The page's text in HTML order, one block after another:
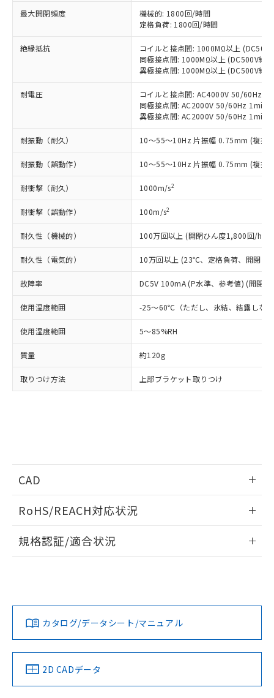
最大開閉頻度
機械的: 1800回/時間
定格負荷: 1800回/時間
絶縁抵抗
コイルと接点間: 1000MΩ以上
同極接点間: 1000MΩ以上 (DC500V絶
異極接点間: 1000MΩ以上 (DC500V絶
耐電圧
コイルと接点間: AC4000V 50/60Hz
同極接点間: AC2000V 50/60Hz 1min
異極接点間: AC2000V 50/60Hz 1min
耐振動（耐久） 10～55～10Hz 片振幅 0.75mm (複振
耐振動（誤動作） 10～55～10Hz 片振幅 0.75mm (複振
耐衝撃（耐久） 1000m/s2
耐衝撃（誤動作） 100m/s2
耐久性（機械的） 100万回以上 (開閉ひん度1,800回/h)
耐久性（電気的） 10万回以上 (23℃、定格負荷、開閉ひ
故障率 DC5V 100mA (P水準、参考値) (開閉
使用温度範囲 -25～60℃（ただし、氷結、結露しな
使用湿度範囲 5～85%RH
質量 約120g
取りつけ方法 上部ブラケット取りつけ
CAD
ドすることができます。
ログイン/会員登録
ダウンロードデータをご利用いただく前に、以下を必ずお読
みください。
ソフトウェアの使用条件
RoHS/REACH対応状況
EU RoHS 注意事項・凡例
対応済み
中国 RoHS 注意事項・凡例
規格認証/適合状況
カタログ/データシート/マニュアル
2D CADデータ
以下の条件をお読みいただき、同意のうえ
ご利用ください。
本サービスは、当社制御機器事業取扱
商品の当社在庫状況および標準価格
(税抜)を提供させていただくもので
当社制御機器事業取扱商品の中には、
本サービスの対象外となる商品もある
ことをご了承ください。
記載している更新日時点での社内デー
タに基づき作成されるものであり、閲
覧された時点での実際の在庫および標
準価格とは異なる場合があることをご
了承ください。
正式な納期状況および標準価格はお客
様のお取引先、またはお客様担当のオ
ムロン制御機器販売店・当社販売員に
ご相談ください。
オムロン制御機器販売店や当社販売拠
販売ネットワーク
」をご確認
事前の承諾なく第三者に漏洩または開
示しないようお願いします。
ビス）をご利用いただくには、I-Web
メンバーズにご登録されている必要が
お客様が当ウェブサイト上で当社にご
※当社の共同利用者とは、"個人情報
用者の範囲」に記載されている法人を
指します。
非含有に非対応の商品で、対応品を出す予
調査・確認中：EU RoHS指令（10物質）の
非含有の対応状況を調査中または確認中の
非該当品：ライセンス料など無形物で、有
害物質有無と関係のない商品です。
仕入先様の事情により、非含有部品として
いたものが、含有品と判明した場合などや
むを得ず変更することがあります。
*EU RoHS指令（10物質）：
鉛(Pb) 1000ppm以下、 水銀(Hg) 1000ppm以下、 カド
ミウム(Cd) 100ppm以下、
類(PBB) 1000ppm以下、ポリ臭化ジフェニルエーテル類
(PBDE) 1000ppm以下、フタル酸ビス(2-エチルヘキシ
ル) (DEHP)(別名：DOP) 1000ppm以下、フタル酸ブチ
ルベンジル（BBP） 1000ppm以下、フタル酸ジブチル
（DBP） 1000ppm以下、フタル酸ジイソブチル
(DIBP) 1000ppm以下
フタル酸エステル類の４物質については閾値を超える意
図的な使用がないことを確認しています。
※2 対応予定月
部品在庫の切り替え状況などにより、予定
月が前後することがあります。
EU RoHS指令（10物質）の非含有証明書
ものではありません。
また、RoHS指令のフタル酸エステル類４
物質の対応では、対応完了までの期間は出
り、2022年1月12日より割愛しておりま
す。
※1 中国RoHS○×表
「○」：最大均質材料含有率が中国RoHSの
基準値以下であることを示します。
「×」：最大均質材料含有率が中国RoHSの
基準値を超えていることを示します。
「－」：未確認です。当社販売部門へお問
い合わせください。
*中国RoHS10物質の基準値 (GB/T26572)：
Cr(Ⅵ)(六価クロム) : 1000ppm、 PBBs(ポリ臭化ビフェ
ニル類) : 1000ppm、 PBDEs(ポリ臭化ジフェニルエーテ
ル類) : 1000ppm、
DBP(フタル酸ジブチル) : 1000ppm、 DIBP(フタル酸ジ
ル) : 1000ppm、
DEHP(フタル酸ビス(2-エチルヘキシル)) : 1000ppm
※2 環境保護使用期限
「ｅ」：有害物質（10物質）のすべてが基
準値以下であることを示します。
「10」：通常の使用状況下において有害物
質が外部に漏えいし、環境に深刻な影響を
及ぼさない年数を意味します。
い合わせください。
当社は、これら貴社製品のうち、外国
為替および外国貿易法に定める商品
（以下｢規制貨物等」という）を輸出
または国外への提供する場合は、日本
国政府の輸出許可(または役務取引許
可)を取得するなどの必要な手続きを
当社は規制貨物を破棄する場合は、完
全に破砕するなど、違法に輸出されな
いよう必要な手段を講じます。
当社は貴社製品を、核兵器、ミサイ
ル、化学兵器、生物兵器またはその他
武器並びにこれらの製造装置等に一切
使用いたしません。
当社は、貴社製品を第三者に販売する
場合は、上記1、2および3の内容を当
該第三者に通知します。また当社は、
販売先および販売に係わる関係者が違
り引きをいたしません。
記
号
一定数以上の在庫あり
△ 一定数には満たないが在庫あり
－
在庫なし(最新の在庫状況につ
いては、お客様のお取引先、ま
たはお客様担当のオムロン制御
機器販売店・当社販売員にご確
受注生産機種、また在庫状況の
情報を公開していない機種